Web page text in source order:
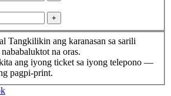
+
Tangkilikin ang karanasan sa sarili
na oras.
ang iyong ticket sa iyong telepono —
pagpi-print.